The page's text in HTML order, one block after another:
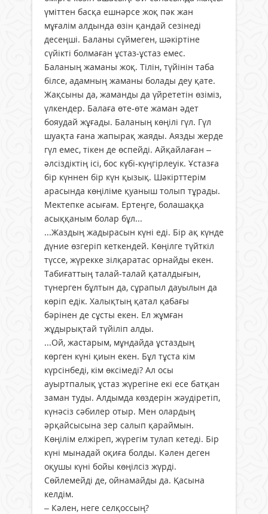
үміттен басқа ешнәрсе жоқ пәк жан
мұғалім алдында өзін қандай сезінеді
десеңші. Баланы сүймеген, шәкіртіне
сүйікті болмаған ұстаз-ұстаз емес.
Баланың жаманы жоқ. Тілін, түйінін таба
білсе, адамның жаманы болады деу қате.
Жақсыны да, жаманды да үйрететін өзіміз,
үлкендер. Балаға өте-өте жаман әдет
бояудай жұғады. Баланың көңілі гүл. Гүл
шуақта ғана жапырақ жаяды. Аязды жерде
гүл емес, тікен де өспейді. Айқайлаған –
әлсіздіктің ісі, бос күбі-күңгірлеуік. Ұстазға
бір күннен бір күн қызық. Шәкірттерім
арасында көңіліме қуаныш толып тұрады.
Мектепке асығам. Ертеңге, болашаққа
асыққаным болар бұл...
...Жаздың жадырасын күні еді. Бір ақ күнде
дүние өзгеріп кеткендей. Көңілге түйткіл
түссе, жүрекке зілқаратас орнайды екен.
Табиғаттың талай-талай қаталдығын,
түнерген бұлтын да, сұрапыл дауылын да
көріп едік. Халықтың қатал қабағы
бәрінен де сұсты екен. Ел жұмған
жұдырықтай түйіліп алды.
...Ой, жастарым, мұндайда ұстаз­дың
көрген күні қиын екен. Бұл тұста кім
күрсінбеді, кім өксімеді? Ал осы
ауыртпалық ұстаз жүрегіне екі есе батқан
заман туды. Алдымда көздерін жәудіретіп,
күнәсіз сәбилер отыр. Мен олардың
әрқайсысына зер салып қараймын.
Көңілім елжіреп, жүрегім тулап кетеді. Бір
күні мынадай оқиға болды. Кәлен деген
оқушы күні бойы көңілсіз жүрді.
Сөйлемейді де, ойнамайды да. Қасына
келдім.
– Кәлен, неге селқоссың?